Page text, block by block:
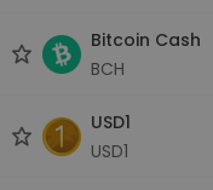
Bitcoin Cash
BCH
USD1
USD1